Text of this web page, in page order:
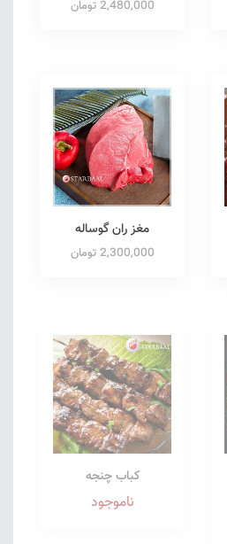
2,480,000 تومان
مغز ران گوساله
2,300,000 تومان
کباب چنجه
ناموجود